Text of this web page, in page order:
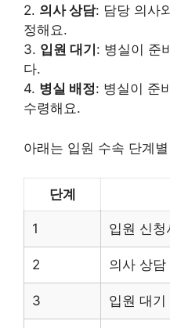
2. 의사 상담: 담당 의사
정해요.
3. 입원 대기 : 병실이 준
다.
4. 병실 배정: 병실이 준
수령해요.
아래는 입원 수속 단계
단계
1 입원 신청
2 의사 상담
3 입원 대기